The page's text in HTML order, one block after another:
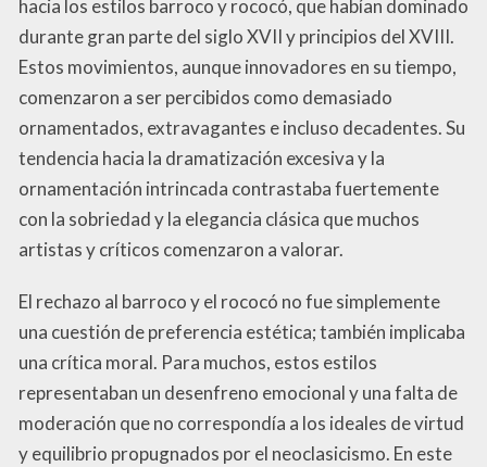
hacia los estilos barroco y rococó, que habían dominado
durante gran parte del siglo XVII y principios del XVIII.
Estos movimientos, aunque innovadores en su tiempo,
comenzaron a ser percibidos como demasiado
ornamentados, extravagantes e incluso decadentes. Su
tendencia hacia la dramatización excesiva y la
ornamentación intrincada contrastaba fuertemente
con la sobriedad y la elegancia clásica que muchos
artistas y críticos comenzaron a valorar.
El rechazo al barroco y el rococó no fue simplemente
una cuestión de preferencia estética; también implicaba
una crítica moral. Para muchos, estos estilos
representaban un desenfreno emocional y una falta de
moderación que no correspondía a los ideales de virtud
y equilibrio propugnados por el neoclasicismo. En este